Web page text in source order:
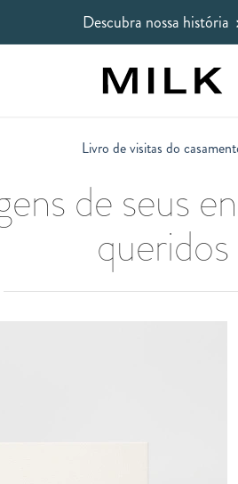
Descubra nossa história
Livro de visitas do
de seus
queridos